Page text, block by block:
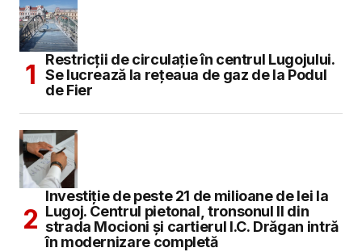
Restricții de circulație în centrul Lugojului.
Se lucrează la rețeaua de gaz de la Podul
de Fier
Investiție de peste 21 de milioane de lei la
Lugoj. Centrul pietonal, tronsonul II din
strada Mocioni și cartierul I.C. Drăgan intră
în modernizare completă